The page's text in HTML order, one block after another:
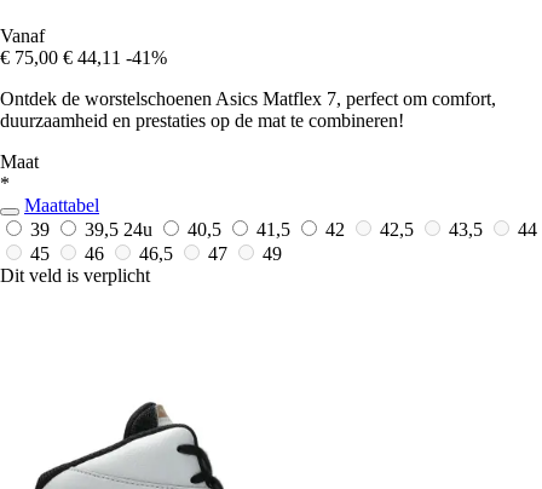
Vanaf
€ 75,00 € 44,11 -41%
Ontdek de worstelschoenen Asics Matflex 7, perfect om comfort,
duurzaamheid en prestaties op de mat te combineren!
Maat
*
Maattabel
39
39,5 24u 40,5 41,5 42 42,5 43,5
44
45
46 46,5 47
49
Dit veld is verplicht